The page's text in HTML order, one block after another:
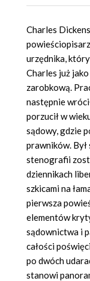
Charles
urzędnika,
Charles już
zarobkową.
następnie
porzucił w
sądowy, gdzie
prawników. Był
stenografii
dziennikach
szkicami na
pierwsza
elementów
sądownictwa i
całości
po dwóch
stanowi